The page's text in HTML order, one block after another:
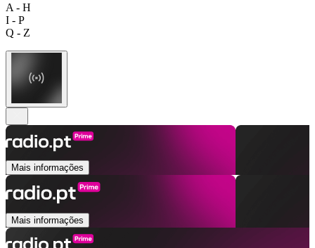
A - H
I - P
Q - Z
Mais informações
Mais informações